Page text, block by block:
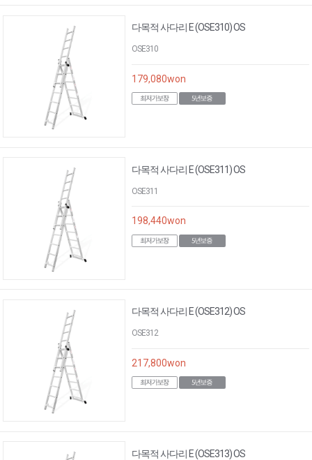
다목적 사다리 E (OSE310) OS
OSE310
179,080won
다목적 사다리 E (OSE311) OS
OSE311
198,440won
다목적 사다리 E (OSE312) OS
OSE312
217,800won
다목적 사다리 E (OSE313) OS